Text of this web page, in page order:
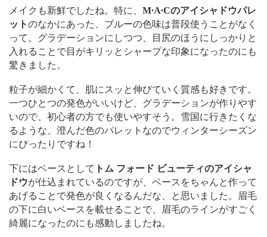
メイクも新鮮でしたね。特に、 M∙A∙Cのアイシャドウパレ
ットのなかにあった、ブルーの色味は普段使うことがなく
って。グラデーションにしつつ、目尻のほうにしっかりと
入れることで目がキリッとシャープな印象になったのにも
驚きました。
粒子が細かくて、肌にスッと伸びていく質感も好きです。
一つひとつの発色がいいけど、グラデーションが作りやす
いので、初心者の方でも使いやすそう。雪国に行きたくな
るような、澄んだ色のパレットなのでウィンターシーズン
にぴったりですね！
下にはベースとして トム フォード ビューティのアイシャ
ドウが仕込まれているのですが、ベースをちゃんと作って
あげることで発色が良くなるんだな、と思いました。眉毛
の下に白いベースを載せることで、眉毛のラインがすごく
綺麗になったのにも感動しましたね。